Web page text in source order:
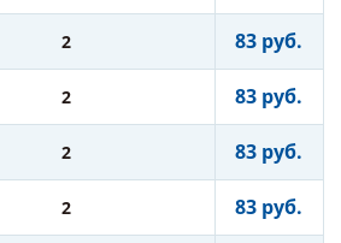
2 83 руб.
2 83 руб.
2 83 руб.
2 83 руб.